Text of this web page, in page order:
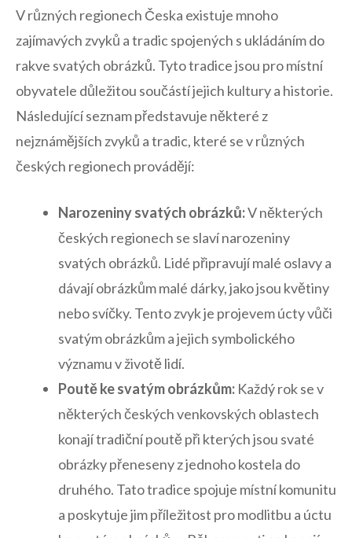
V‍ různých regionech Česka existuje mnoho
zajímavých ⁣zvyků a tradic spojených s ukládáním do
rakve ⁣svatých obrázků. Tyto ‍tradice jsou pro ⁢místní
obyvatele důležitou součástí jejich kultury a ⁣historie.
Následující seznam‍ představuje‌ některé z
nejznámějších zvyků a tradic, které se v různých
českých‍ regionech provádějí:
Narozeniny svatých obrázků:V některých
českých regionech se slaví narozeniny
svatých obrázků. ‍Lidé připravují‌ malé oslavy a
dávají obrázkům malé dárky,⁣ jako jsou‌ květiny‍
nebo svíčky. ⁣Tento zvyk ⁤je projevem‌ úcty vůči
svatým⁣ obrázkům a jejich symbolického
významu v ⁢životě lidí.
Poutě ke svatým obrázkům: Každý rok se v
některých českých ​venkovských ⁣oblastech
konají tradiční poutě při kterých jsou svaté
obrázky přeneseny‍ z jednoho ⁤kostela do
druhého. Tato tradice spojuje místní⁢ komunitu
a poskytuje jim ⁢příležitost pro modlitbu a úctu